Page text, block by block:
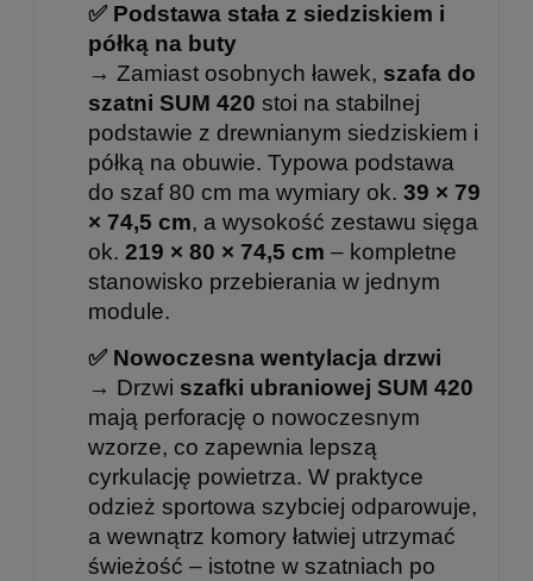
✅ Podstawa stała z siedziskiem i
półką na buty
→ Zamiast osobnych ławek, szafa do
szatni SUM 420 stoi na stabilnej
podstawie z drewnianym siedziskiem i
półką na obuwie. Typowa podstawa
do szaf 80 cm ma wymiary ok. 39 × 79
× 74,5 cm, a wysokość zestawu sięga
ok. 219 × 80 × 74,5 cm – kompletne
stanowisko przebierania w jednym
module.
✅ Nowoczesna wentylacja drzwi
→ Drzwi szafki ubraniowej SUM 420
mają perforację o nowoczesnym
wzorze, co zapewnia lepszą
cyrkulację powietrza. W praktyce
odzież sportowa szybciej odparowuje,
a wewnątrz komory łatwiej utrzymać
świeżość – istotne w szatniach po